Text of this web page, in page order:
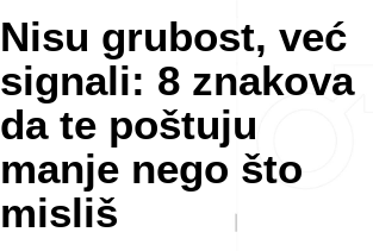
Nisu grubost, već
signali: 8 znakova
da te poštuju
manje nego što
misliš